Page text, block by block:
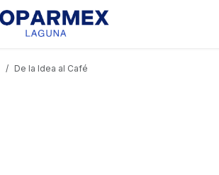
De la Idea al Café